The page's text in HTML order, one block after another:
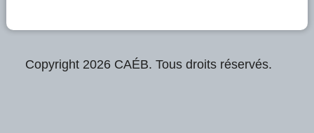
Copyright 2026 CAÉB. Tous droits réservés.